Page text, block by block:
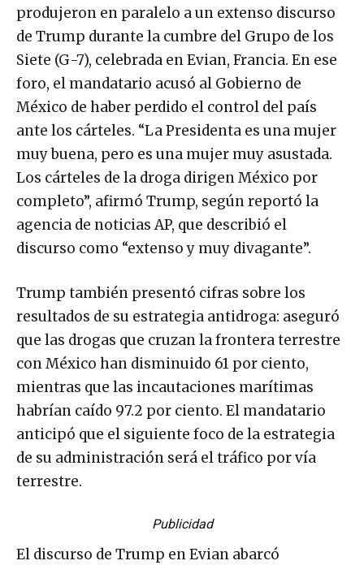
produjeron en paralelo a un extenso discurso
de Trump durante la cumbre del Grupo de los
Siete (G-7), celebrada en Evian, Francia. En ese
foro, el mandatario acusó al Gobierno de
México de haber perdido el control del país
ante los cárteles. “La Presidenta es una mujer
muy buena, pero es una mujer muy asustada.
Los cárteles de la droga dirigen México por
completo”, afirmó Trump, según reportó la
agencia de noticias AP, que describió el
discurso como “extenso y muy divagante”.
Trump también presentó cifras sobre los
resultados de su estrategia antidroga: aseguró
que las drogas que cruzan la frontera terrestre
con México han disminuido 61 por ciento,
mientras que las incautaciones marítimas
habrían caído 97.2 por ciento. El mandatario
anticipó que el siguiente foco de la estrategia
de su administración será el tráfico por vía
terrestre.
Publicidad
El discurso de Trump en Evian abarcó